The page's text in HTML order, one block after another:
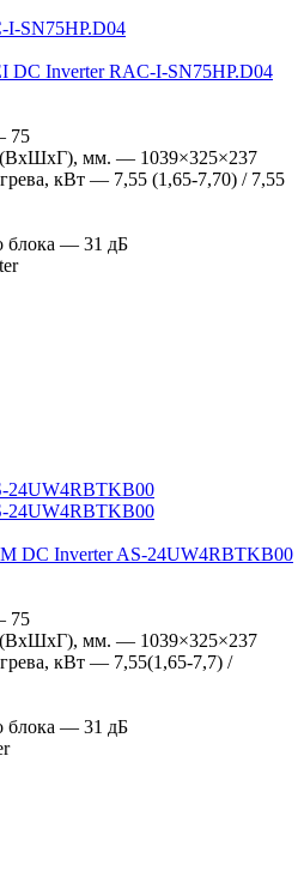
DC Inverter RAC-I-SN75HP.D04
75
(ВхШхГ), мм. — 1039×325×237
кВт — 7,55 (1,65-7,70) / 7,55
блока — 31 дБ
DC Inverter AS-24UW4RBTKB00
75
(ВхШхГ), мм. — 1039×325×237
кВт — 7,55(1,65-7,7) /
блока — 31 дБ